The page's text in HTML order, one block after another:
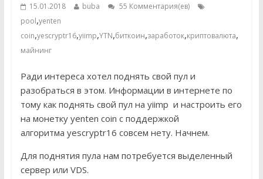
15.01.2018 buba
55 Комментария(ев)
pool,yenten
coin,yescryptr16,yiimp,YTN,биткоин,заработок,криптовалюта,
майнинг
Ради интереса хотел поднять свой пул и
разобраться в этом. Информации в интернете по
тому как поднять свой пул на yiimp и настроить его
на монетку yenten coin с поддержкой
алгоритма yescryptr16 совсем нету. Начнем.
Для поднятия пула нам потребуется выделенный
сервер или VDS.